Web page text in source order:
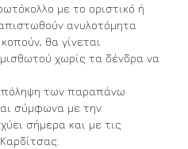
με το οριστικό ή
ανυλοτόμητα
θα γίνεται
χωρίς τα δένδρα να
των παραπάνω
σύμφωνα με την
σήμερα και με τις